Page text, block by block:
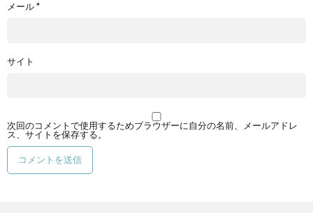
メール*
サイト
次回のコメントで使用するためブラウザーに自分の名前、メールアドレ
ス、サイトを保存する。